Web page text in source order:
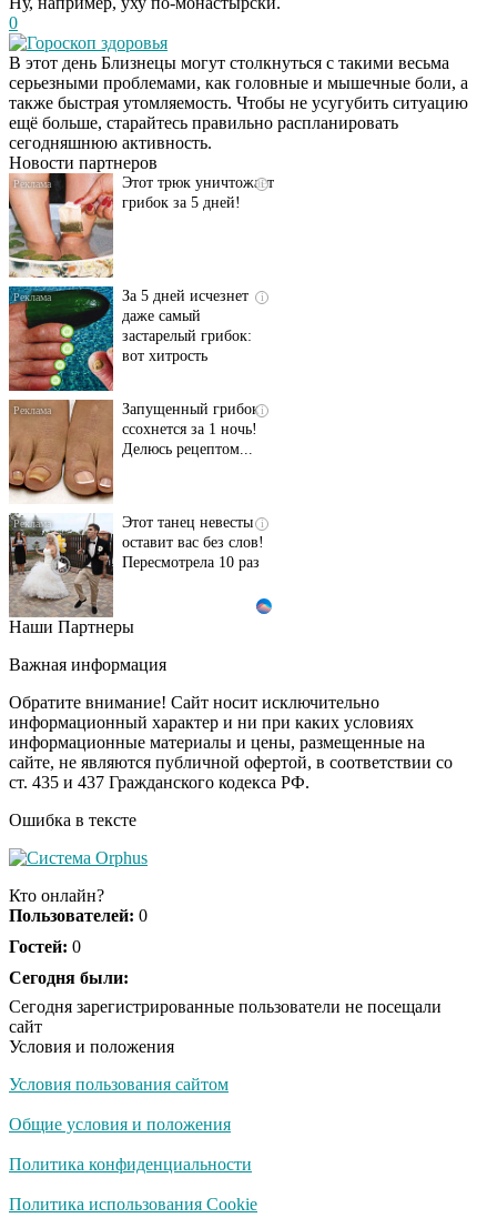
0
Гороскоп здоровья
В этот день Близнецы могут столкнуться с такими весьма
серьезными проблемами, как головные и мышечные боли, а
также быстрая утомляемость. Чтобы не усугубить ситуацию
ещё больше, старайтесь правильно распланировать
сегодняшнюю активность.
Новости партнеров
i
Даже самый
запущенный грибок
исчезнет с корнем,
если перед сном…
i
Этот трюк уничтожает
грибок за 5 дней!
i
За 5 дней исчезнет
даже самый
застарелый грибок:
вот хитрость
i
Запущенный грибок
ссохнется за 1 ночь!
Делюсь рецептом...
i
Этот танец невесты
оставит вас без слов!
Пересмотрела 10 раз
Ролик длится пару
шоке от увиденного
i
Ролик из Омска: вы
будете смеяться долго
Ржу не переставая, это
Скрытая камера на
люди вытворяют, когда
Ролик длится
смеяться вы будете
Королева вагона
Наши Партнеры
Важная информация
Обратите внимание! Сайт носит исключительно
информационный характер и ни при каких условиях
информационные материалы и цены, размещенные на
сайте, не являются публичной офертой, в соответствии со
ст. 435 и 437 Гражданского кодекса РФ.
Ошибка в тексте
Кто онлайн?
Пользователей: 0
Гостей: 0
Сегодня были:
Сегодня зарегистрированные пользователи не посещали
сайт
Условия и положения
Условия пользования сайтом
Общие условия и положения
Политика конфиденциальности
Политика использования Cookie